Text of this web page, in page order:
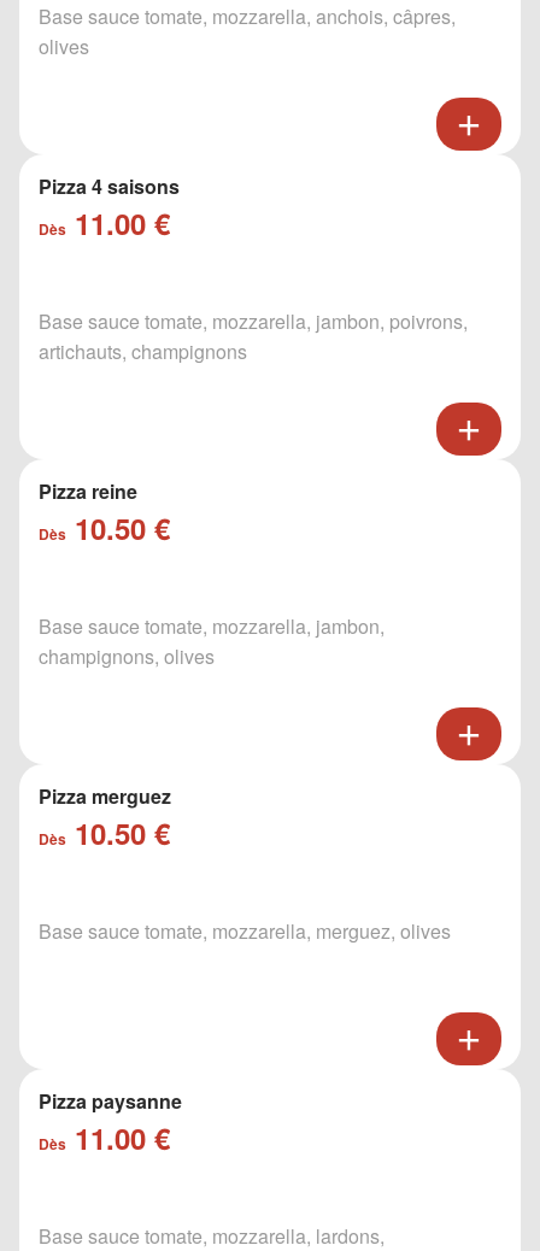
Base sauce tomate, mozzarella, anchois, câpres,
olives
Pizza 4 saisons
Dès 11.00 €
Base sauce tomate, mozzarella, jambon, poivrons,
artichauts, champignons
Pizza reine
Dès 10.50 €
Base sauce tomate, mozzarella, jambon,
champignons, olives
Pizza merguez
Dès 10.50 €
Base sauce tomate, mozzarella, merguez, olives
Pizza paysanne
Dès 11.00 €
Base sauce tomate, mozzarella, lardons,